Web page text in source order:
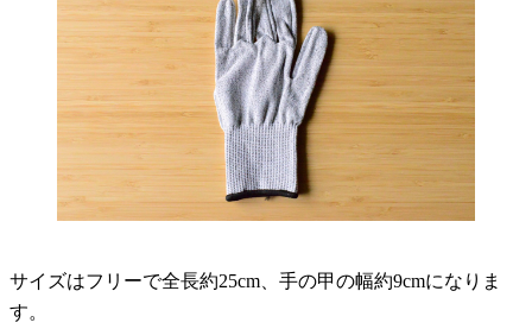
サイズはフリーで全長約25cm、手の甲の幅約9cmになりま
す。